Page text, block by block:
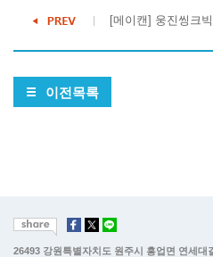
[메이캔] 웅진씽크
이전목록
26493 강원특별자치도 원주시 흥업면 연세대